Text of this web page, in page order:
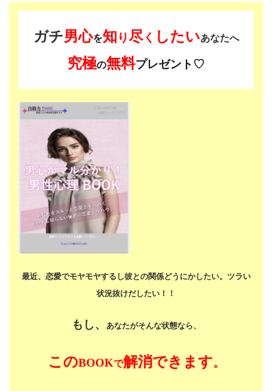
ガチ男心を知 り尽く したいあなたへ
究極の無料プレゼント♡
最近、恋愛でモヤモヤするし彼との関係どうにかしたい。 ツラい
状況抜けだしたい！！
もし、 あなたがそんな状態なら、
このBOOKで解消できます。